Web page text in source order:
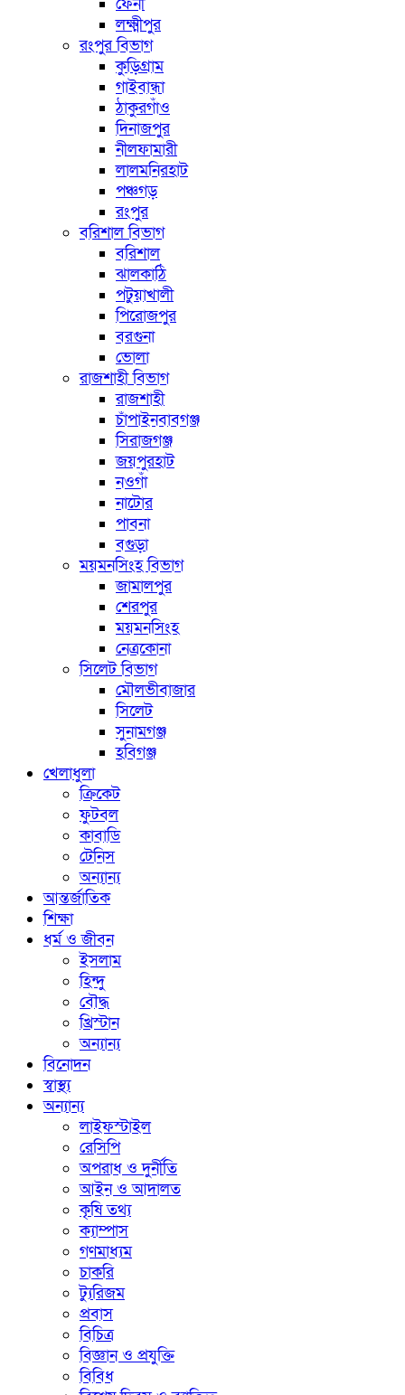
লক্ষ্মীপুর
রংপুর বিভাগ
কুড়িগ্রাম
গাইবান্ধা
ঠাকুরগাঁও
দিনাজপুর
নীলফামারী
লালমনিরহাট
পঞ্চগড়
রংপুর
বরিশাল বিভাগ
বরিশাল
ঝালকাঠি
পটুয়াখালী
পিরোজপুর
বরগুনা
ভোলা
রাজশাহী বিভাগ
রাজশাহী
চাঁপাইনবাবগঞ্জ
সিরাজগঞ্জ
জয়পুরহাট
নওগাঁ
নাটোর
পাবনা
বগুড়া
ময়মনসিংহ বিভাগ
জামালপুর
শেরপুর
ময়মনসিংহ
নেত্রকোনা
সিলেট বিভাগ
মৌলভীবাজার
সিলেট
সুনামগঞ্জ
হবিগঞ্জ
খেলাধুলা
ক্রিকেট
ফুটবল
কাবাডি
টেনিস
অন্যান্য
আন্তর্জাতিক
শিক্ষা
ধর্ম ও জীবন
ইসলাম
হিন্দু
বৌদ্ধ
খ্রিস্টান
অন্যান্য
বিনোদন
স্বাস্থ্য
অন্যান্য
লাইফস্টাইল
রেসিপি
অপরাধ ও দুর্নীতি
আইন ও আদালত
কৃষি তথ্য
ক্যাম্পাস
গণমাধ্যম
চাকরি
ট্যুরিজম
প্রবাস
বিচিত্র
বিজ্ঞান ও প্রযুক্তি
বিবিধ